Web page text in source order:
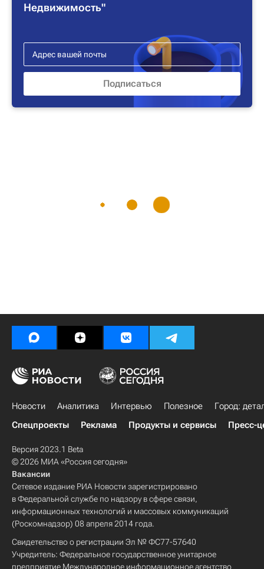
Недвижимость"
Новости Аналитика Интервью Полезное
Город:
Спецпроекты
Реклама Продукты и сервисы Пресс-
Версия 2023.1 Beta
© 2026 МИА «Россия сегодня»
Вакансии
Сетевое издание РИА Новости зарегистрировано
в Федеральной службе по надзору в сфере связи,
информационных технологий и массовых коммуникаций
(Роскомнадзор) 08 апреля 2014 года.
Свидетельство о регистрации Эл № ФС77-57640
Учредитель: Федеральное государственное унитарное
предприятие Международное информационное агентство